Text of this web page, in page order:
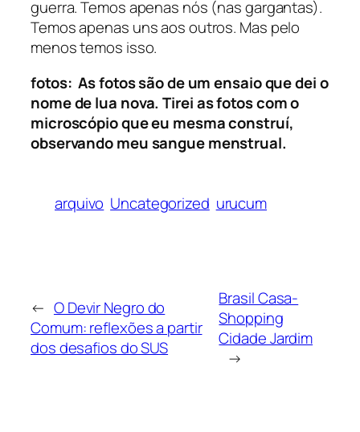
guerra. Temos apenas nós (nas gargantas).
Temos apenas uns aos outros. Mas pelo
menos temos isso.
fotos: As fotos são de um ensaio que dei o
nome delua nova.Tirei as fotos com o
microscópio que eu mesma construí,
observando meu sangue menstrual.
arquivo Uncategorized urucum
← O Devir Negro do
Comum: reflexões a partir
dos desafios do SUS
Brasil Casa-
Shopping
Cidade Jardim
→